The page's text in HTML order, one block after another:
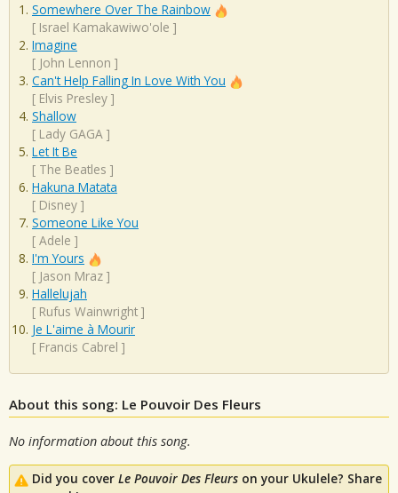
Somewhere Over The Rainbow
[ Israel Kamakawiwo'ole ]
Imagine
[ John Lennon ]
Can't Help Falling In Love With You
[ Elvis Presley ]
Shallow
[ Lady GAGA ]
Let It Be
[ The Beatles ]
Hakuna Matata
[ Disney ]
Someone Like You
[ Adele ]
I'm Yours
[ Jason Mraz ]
Hallelujah
[ Rufus Wainwright ]
Je L'aime à Mourir
[ Francis Cabrel ]
About this song: Le Pouvoir Des Fleurs
No information about this song.
Did you cover Le Pouvoir Des Fleurs on your Ukulele? Share